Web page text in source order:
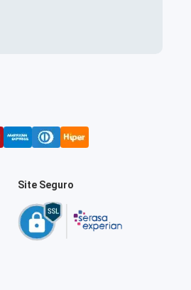
Site Seguro